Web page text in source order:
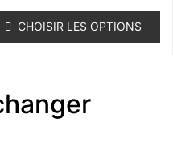
CHOISIR LES OPTIONS